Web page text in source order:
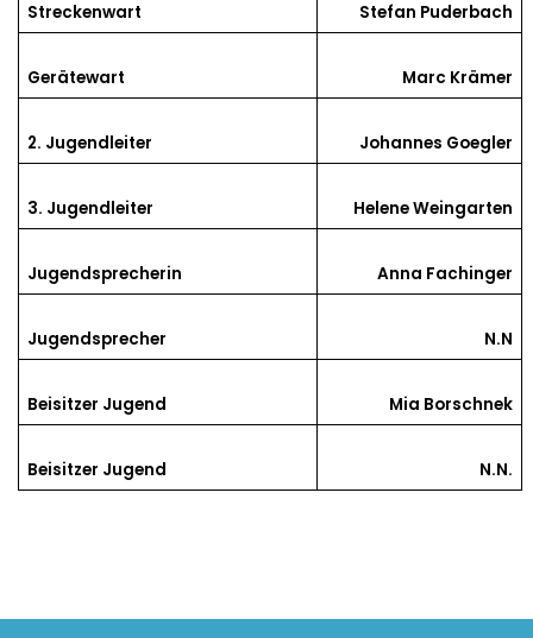
Streckenwart Stefan Puderbach
Gerätewart Marc Krämer
2. Jugendleiter Johannes Goegler
3. Jugendleiter Helene Weingarten
Jugendsprecherin Anna Fachinger
Jugendsprecher N.N
Beisitzer Jugend Mia Borschnek
Beisitzer Jugend N.N.